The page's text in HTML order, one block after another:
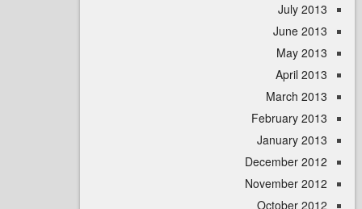
July
June
May
April
March
February
January
December
November
October